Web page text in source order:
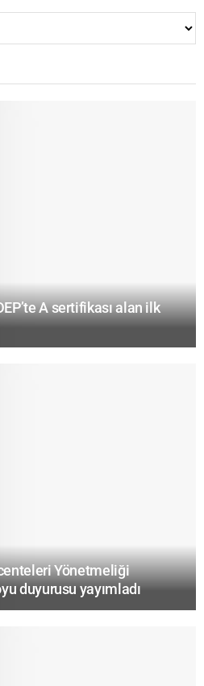
A sertifikası alan ilk
Yönetmeliği
duyurusu yayımladı